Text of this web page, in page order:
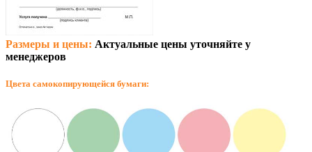
Размеры и цены: Актуальные цены уточняйте у
менеджеров
Цвета самокопирующейся бумаги: